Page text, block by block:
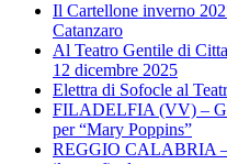
Il Cartellone inverno
Catanzaro
Al Teatro Gentile di
12 dicembre 2025
Elettra di Sofocle al
FILADELFIA (VV) –
per “Mary Poppins”
REGGIO CALABRIA –